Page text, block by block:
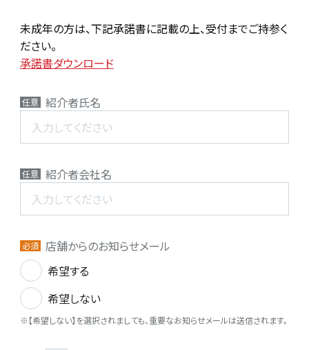
未成年の方は、下記承諾書に記載の上、受付までご持参く
ださい。
承諾書ダウンロード
任意 紹介者氏名
任意 紹介者会社名
必須
店舗からのお知らせメール
希望する
希望しない
※【希望しない】を選択されましても、重要なお知らせメールは送信されます。